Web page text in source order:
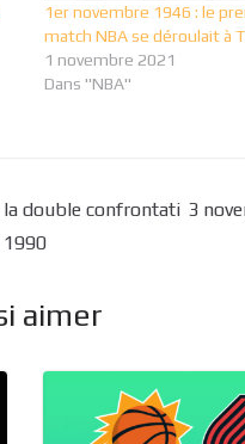
1er novembre 1946 : le
match NBA se déroulait à
1 novembre 2021
Dans "NBA"
la double confrontati 3
aimer